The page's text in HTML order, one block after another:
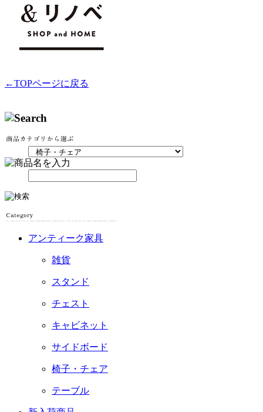
←TOPページに戻る
アンティーク家具
雑貨
スタンド
チェスト
キャビネット
サイドボード
椅子・チェア
テーブル